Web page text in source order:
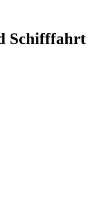
Schifffahrt